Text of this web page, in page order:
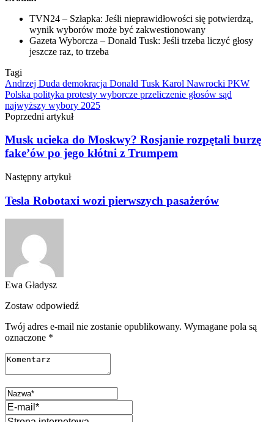
TVN24 – Szłapka: Jeśli nieprawidłowości się potwierdzą,
wynik wyborów może być zakwestionowany
Gazeta Wyborcza – Donald Tusk: Jeśli trzeba liczyć głosy
jeszcze raz, to trzeba
Tagi
Andrzej Duda demokracja Donald Tusk Karol Nawrocki PKW
Polska polityka protesty wyborcze przeliczenie głosów sąd
najwyższy wybory 2025
Poprzedni artykuł
Musk ucieka do Moskwy? Rosjanie rozpętali burzę
fake’ów po jego kłótni z Trumpem
Następny artykuł
Tesla Robotaxi wozi pierwszych pasażerów
Ewa Gładysz
Zostaw odpowiedź
Twój adres e-mail nie zostanie opublikowany. Wymagane pola są
oznaczone *